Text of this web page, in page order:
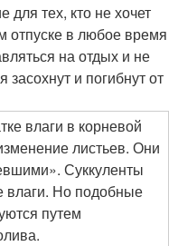
тех, кто не хочет
отпуске в любое время
на отдых и не
засохнут и погибнут от
влаги в корневой
листьев. Они
Суккуленты
влаги. Но подобные
путем